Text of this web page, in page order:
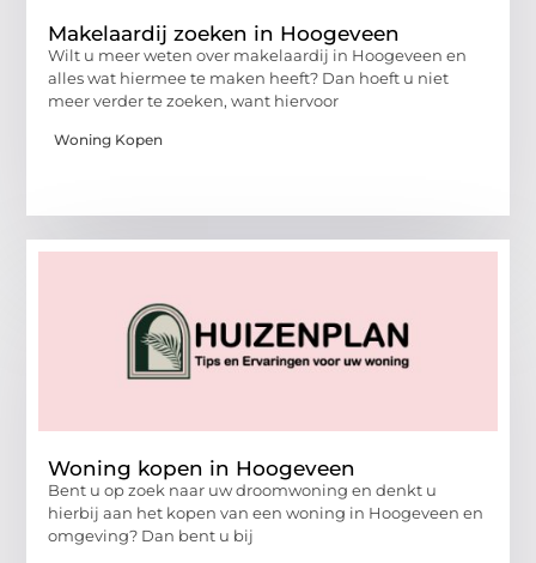
Makelaardij zoeken in Hoogeveen
Wilt u meer weten over makelaardij in Hoogeveen en
alles wat hiermee te maken heeft? Dan hoeft u niet
meer verder te zoeken, want hiervoor
Woning Kopen
Woning kopen in Hoogeveen
Bent u op zoek naar uw droomwoning en denkt u
hierbij aan het kopen van een woning in Hoogeveen en
omgeving? Dan bent u bij